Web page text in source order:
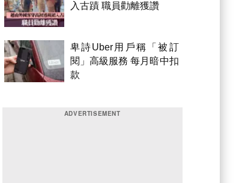
入古蹟 職員勸離獲讚
卑詩Uber用戶稱「被訂
閱」高級服務 每月暗中扣
款